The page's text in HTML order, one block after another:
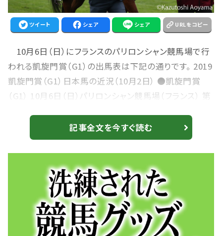
ツイート シェア シェア URLをコピー
10月6日（日）にフランスのパリロンシャン競馬場で行
われる凱旋門賞（G1）の出馬表は下記の通りです。 2019
凱旋門賞（G1）日本馬の近況（10月2日） ●凱旋門賞
（G1） 10月6日（日）パリロンシャン競馬場（フランス） 第
総額：500万ユーロ 1着賞金：285万7000ユーロ 現地時
間：16時05分（日本時間23時05分）発走予定 インターネ
ット投票：日本時間10月6日（日）7時00分発売開始
UMACA投票：日本時間10月6日（日）9時20...
記事全文を今すぐ読む